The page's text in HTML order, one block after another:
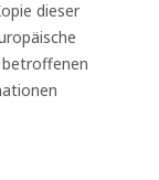
dieser
betroffenen